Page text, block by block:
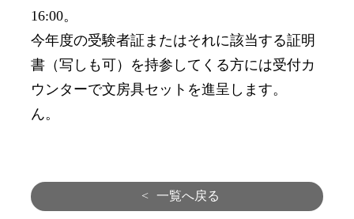
16:00。
今年度の受験者証またはそれに該当する証明
書（写しも可）を持参してくる方には受付カ
ウンターで文房具セットを進呈します。
ん。
< 一覧へ戻る